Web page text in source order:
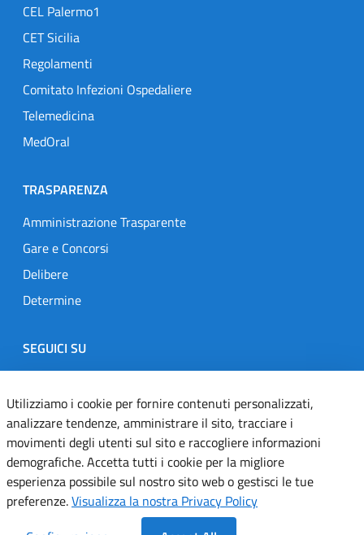
CEL Palermo1
CET Sicilia
Regolamenti
Comitato Infezioni Ospedaliere
Telemedicina
MedOral
TRASPARENZA
Amministrazione Trasparente
Gare e Concorsi
Delibere
Determine
SEGUICI SU
Designers Italia
TwitterInstagramYoutubeLinkedin
Dichiarazione di accessibilità
Informativa cookie
Utilizziamo i cookie per fornire contenuti personalizzati,
analizzare tendenze, amministrare il sito, tracciare i
movimenti degli utenti sul sito e raccogliere informazioni
demografiche. Accetta tutti i cookie per la migliore
esperienza possibile sul nostro sito web o gestisci le tue
preferenze.Visualizza la nostra Privacy Policy